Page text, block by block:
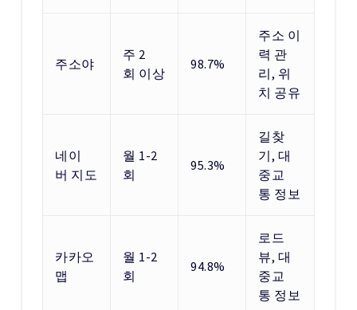
주소야
주 2
회 이상
98.7%
주소 이
력 관
리, 위
치 공유
네이
버 지도
월 1-2
회
95.3%
길찾
기, 대
중교
통 정보
카카오
맵
월 1-2
회
94.8%
로드
뷰, 대
중교
통 정보